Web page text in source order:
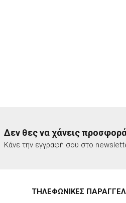
Δεν θες να χάνεις
Κάνε την εγγραφή σου στο
ΤΗΛΕΦΩΝΙΚΕΣ